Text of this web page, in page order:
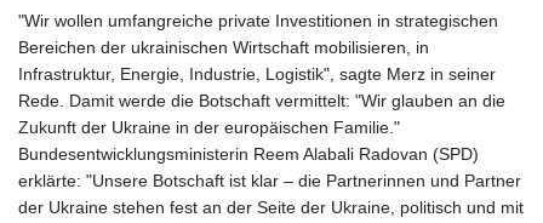
"Wir wollen umfangreiche private Investitionen in strategischen
Bereichen der ukrainischen Wirtschaft mobilisieren, in
Infrastruktur, Energie, Industrie, Logistik", sagte Merz in seiner
Rede. Damit werde die Botschaft vermittelt: "Wir glauben an die
Zukunft der Ukraine in der europäischen Familie."
Bundesentwicklungsministerin Reem Alabali Radovan (SPD)
erklärte: "Unsere Botschaft ist klar – die Partnerinnen und Partner
der Ukraine stehen fest an der Seite der Ukraine, politisch und mit